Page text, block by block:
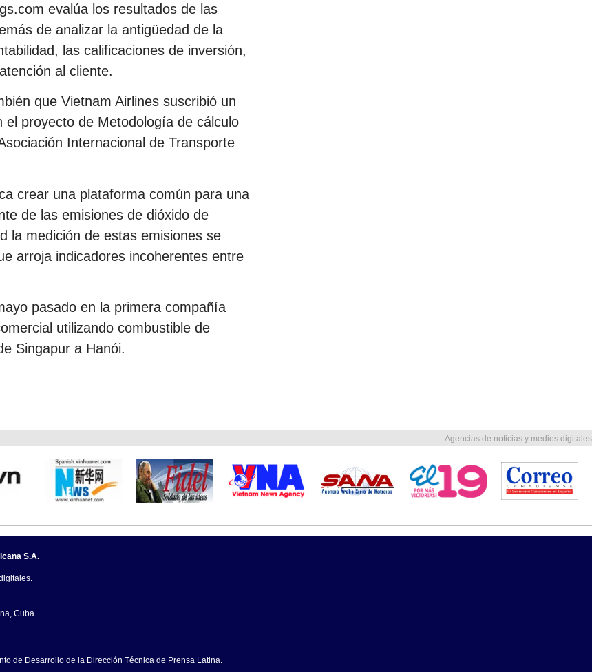
evalúa los resultados de las
de analizar la antigüedad de la
las calificaciones de inversión,
al cliente.
que Vietnam Airlines suscribió un
proyecto de Metodología de cálculo
Internacional de Transporte
crear una plataforma común para una
de las emisiones de dióxido de
la medición de estas emisiones se
arroja indicadores incoherentes entre
pasado en la primera compañía
utilizando combustible de
Singapur a Hanói.
Agencias de noticias y medios digitales
S.A.
Cuba.
de Desarrollo de la Dirección Técnica de Prensa Latina.